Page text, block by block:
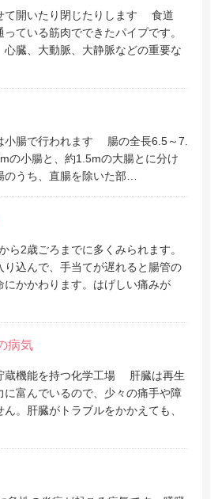
て開いたり閉じたりします 食道
ている筋肉でできたパイプです。
心臓、大動脈、大静脈などの重要な
小腸で行われます 腸の全長6.5～7.
の小腸と、約1.5mの大腸とに分け
のうち、直腸を除いた部…
2歳ごろまでに多くみられます。
り込んで、手当てが遅れると腸管の
にかかわります。はげしい痛みが
病気
蔵機能を持つ化学工場 肝臓は再生
に富んでいるので、少々の痛手や障
。肝臓がトラブルをかかえても、